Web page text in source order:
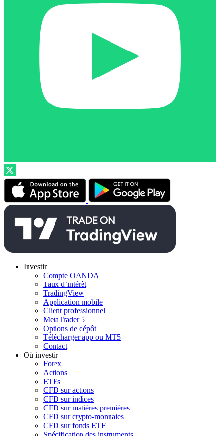
Investir
Compte OANDA
Taux d’intérêt
TradingView
Application mobile
Client professionnel
MetaTrader 5
Options de dépôt
Télécharger app ou MT5
Contact
Où investir
Forex
Actions
ETFs
CFD sur actions
CFD sur indices
CFD sur matières premières
CFD sur crypto-monnaies
CFD sur fonds ETF
Spécification des instruments